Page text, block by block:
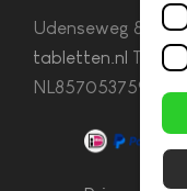
Udenseweg 8B
tabletten.nl Tel.
NL857053759B01